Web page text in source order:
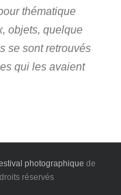
thématique
objets, quelque
se sont retrouvés
qui les avaient
photographique de
réservés